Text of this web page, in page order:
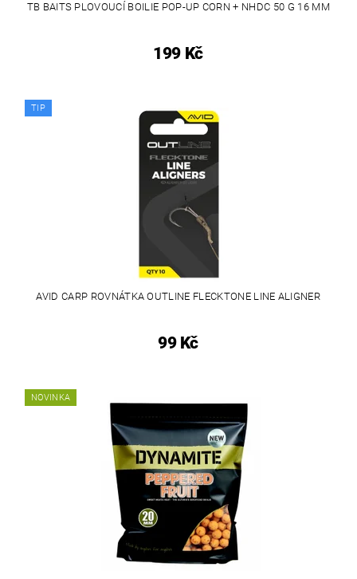
TB BAITS PLOVOUCÍ BOILIE POP-UP CORN + NHDC 50 G 16 MM
199 Kč
TIP
AVID CARP ROVNÁTKA OUTLINE FLECKTONE LINE ALIGNER
99 Kč
NOVINKA